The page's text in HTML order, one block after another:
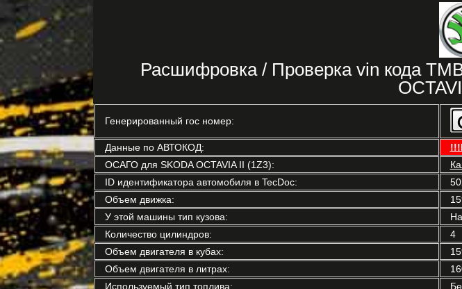
Расшифровка / Проверка vin кода
Генерированный гос номер:
Данные по АВТОКОД:
ОСАГО для SKODA OCTAVIA II (1Z3):
ID идентификатора автомобиля в TecDoc:
Объем движка:
У этой машины тип кузова:
Количество цилиндров:
4
Объем двигателя в кубах:
Объем двигателя в литрах:
Используемый тип топлива: